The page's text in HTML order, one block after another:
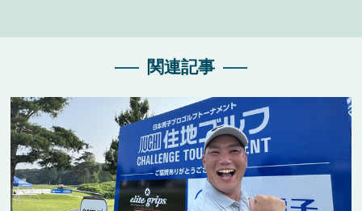
関連記事